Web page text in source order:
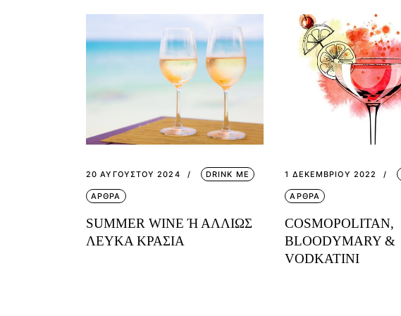
20 ΑΥΓΟΎΣΤΟΥ 2024 DRINK ME
ΑΡΘΡΑ
SUMMER WINE Ή ΑΛΛΙΩΣ Λ
ΕΥΚΑ ΚΡΑΣΙΑ
1 ΔΕΚΕΜΒΡΊΟΥ 2022
ΑΡΘΡΑ
COSMOPOLITAN,
BLOODYMARY &
VODKATINI